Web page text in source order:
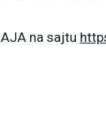
na sajtu